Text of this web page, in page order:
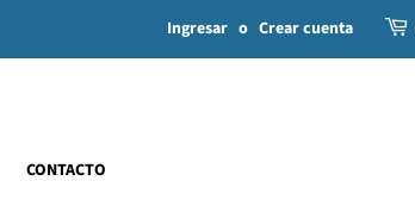
Ingresar o Crear cuenta
CONTACTO